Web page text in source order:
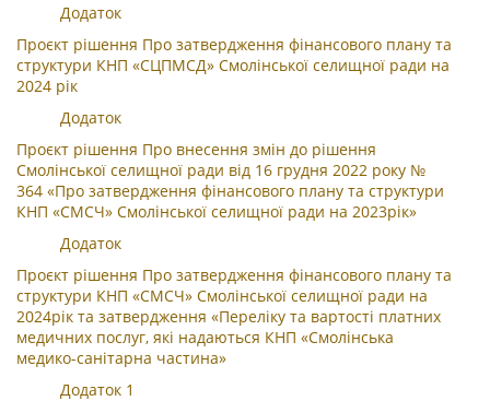
Додаток
Проєкт рішення Про затвердження фінансового плану та
структури КНП «СЦПМСД» Смолінської селищної ради на
2024 рік
Додаток
Проєкт рішення Про внесення змін до рішення
Смолінської селищної ради від 16 грудня 2022 року №
364 «Про затвердження фінансового плану та структури
КНП «СМСЧ» Смолінської селищної ради на 2023рік»
Додаток
Проєкт рішення Про затвердження фінансового плану та
структури КНП «СМСЧ» Смолінської селищної ради на
2024рік та затвердження «Переліку та вартості платних
медичних послуг, які надаються КНП «Смолінська
медико-санітарна частина»
Додаток 1